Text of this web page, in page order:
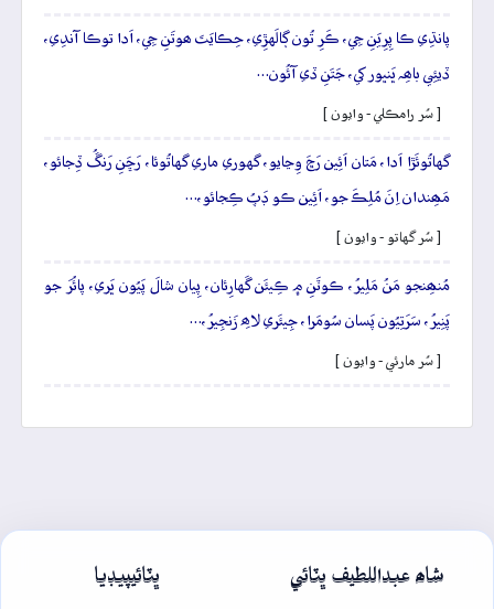
پانڌِي ڪا پِرِيَنِ جِي، ڪَرِ تُون ڳالَهڙِي، حِڪايَتَ ھوتَنِ جِي، اَدا توڪا آندِي،
ڏيئِي باھِہ ڀَنڀور کي، جَتَنِ ڏي آئُون…
[ سُر رامڪلي - وايون ]
گهاتُوئَڙا اَدا، مَتان اَئِين رَڇَ وِڃايو، گهوري ماري گهاتُوئا، رَڇَنِ رَنڱُ ڏِجائو،
مَھِندان اِنَ مُلِڪَ جو، اَئِين ڪو ڊَپُ ڪِجائو،…
[ سُر گهاتو - وايون ]
مُنھِنجو مَنُ مَلِيرُ، ڪوٽَنِ ۾ ڪِيئَن گَهارِئان، پِيان شالَ پَيُون ڀَري، پائُرَ جو
پَنِيرُ، سَرَتِيُون پَسان سُومَرا، جِيئَري لاھِ زَنجِيرُ،…
[ سُر مارئي - وايون ]
شاھ عبداللطيف ڀٽائي ڀٽائيپيڊيا